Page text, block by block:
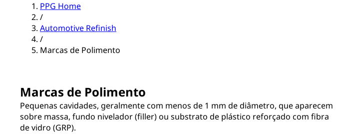
PPG Home
/
Automotive Refinish
/
Marcas de Polimento
Marcas de Polimento
Pequenas cavidades, geralmente com menos de 1 mm de diâmetro, que aparecem
sobre massa, fundo nivelador (filler) ou substrato de plástico reforçado com fibra
de vidro (GRP).